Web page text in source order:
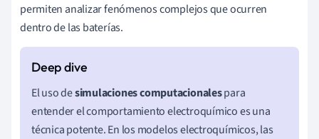
permiten analizar fenómenos complejos que ocurren
dentro de las baterías.
El uso desimulaciones computacionalespara
entender el comportamiento electroquímico es una
técnica potente. En los modelos electroquímicos, las